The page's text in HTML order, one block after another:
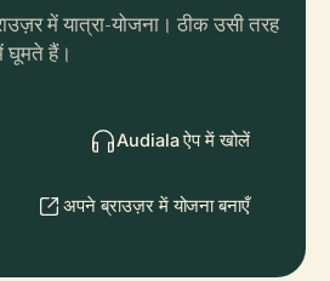
में यात्रा-योजना। ठीक उसी तरह
हैं।
Audiala ऐप में खोलें
अपने ब्राउज़र में योजना बनाएँ